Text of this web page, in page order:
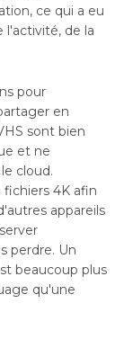
ce qui a eu
l'activité, de la
pour
en
sont bien
et ne
cloud.
fichiers 4K afin
appareils
perdre. Un
beaucoup plus
qu'une